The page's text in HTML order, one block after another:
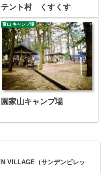
テント村 くすくす
富山 キャンプ場
園家山キャンプ場
VILLAGE（サンデンビレッ